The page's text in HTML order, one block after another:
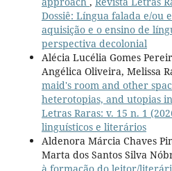
Dossiê: Língua falada e/ou
aquisição e o ensino de
perspectiva decolonial
Alécia Lucélia Gomes
Angélica Oliveira, Melissa
maid's room and other
heterotopias, and utopias
Letras Raras: v. 15 n. 1
linguísticos e literários
Aldenora Márcia Chaves
Marta dos Santos Silva